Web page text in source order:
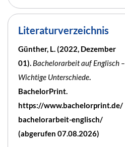
Literaturverzeichnis
Günther, L. (2022, Dezember
01). Bachelorarbeit auf Englisch –
Wichtige Unterschiede
BachelorPrint.
https://www.bachelorprint.de/
bachelorarbeit-englisch/
(abgerufen 07.08.2026)